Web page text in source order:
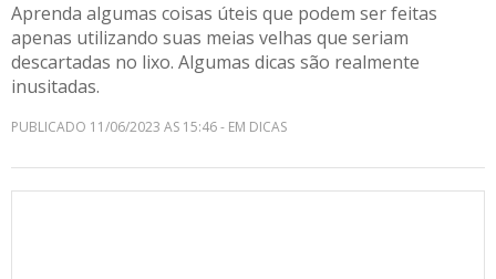
Aprenda algumas coisas úteis que podem ser feitas
apenas utilizando suas meias velhas que seriam
descartadas no lixo. Algumas dicas são realmente
inusitadas.
PUBLICADO 11/06/2023 AS 15:46 - EM DICAS